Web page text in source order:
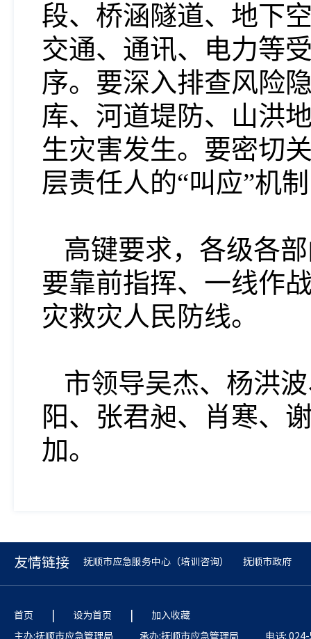
段、桥涵隧道、地下
交通、通讯、电力等
序。要深入排查风险
库、河道堤防、山洪
生灾害发生。要密切
层责任人的“叫应”机
高键要求，各级各
要靠前指挥、一线作
灾救灾人民防线。
市领导吴杰、杨洪
阳、张君昶、肖寒、
加。
友情链接 抚顺市应急服务中心（培训咨询） 抚顺市政府
首页 | 设为首页 |
加入收藏
主办:抚顺市应急管理局
承办:抚顺市应急管理局
电话: